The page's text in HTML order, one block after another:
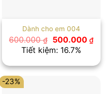
₫.
Dành cho em 004
600.000₫
Giá
gốc
là:
500.000 ₫Giá
hiện
là:
Tiết kiệm: 16.7%
-23%